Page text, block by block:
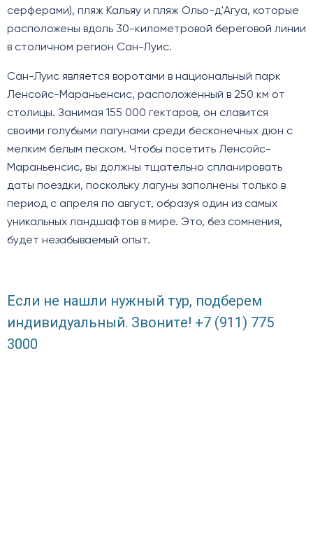
серферами), пляж Кальяу и пляж Ольо-д'Агуа, которые
расположены вдоль 30-километровой береговой линии
в столичном регион Сан-Луис.
Сан-Луис является воротами в национальный парк
Ленсойс-Мараньенсис, расположенный в 250 км от
столицы. Занимая 155 000 гектаров, он славится
своими голубыми лагунами среди бесконечных дюн с
мелким белым песком. Чтобы посетить Ленсойс-
Мараньенсис, вы должны тщательно спланировать
даты поездки, поскольку лагуны заполнены только в
период с апреля по август, образуя один из самых
уникальных ландшафтов в мире. Это, без сомнения,
будет незабываемый опыт.
Если не нашли нужный тур, подберем
индивидуальный. Звоните! +7 (911) 775
3000